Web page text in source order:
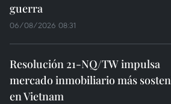
guerra
06/08/2026 08:31
Resolución 21-NQ/TW impulsa
mercado inmobiliario más
en Vietnam